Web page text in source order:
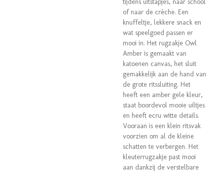
of naar de crèche. Een
knuffeltje, lekkere snack en
wat speelgoed passen er
mooi in. Het rugzakje Owl
Amber is gemaakt van
katoenen canvas, het sluit
gemakkelijk aan de hand van
de grote ritssluiting. Het
heeft een amber gele kleur,
staat boordevol mooie uiltjes
en heeft ecru witte details.
Vooraan is een klein ritsvak
voorzien om al de kleine
schatten te verbergen. Het
kleuterrugzakje past mooi
aan dankzij de verstelbare